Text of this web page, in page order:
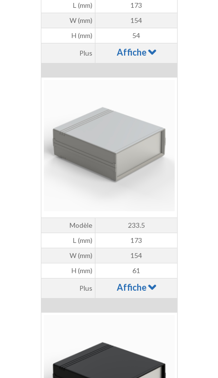
L (mm)
173
W (mm)
154
H (mm)
54
Plus Affiche
Modèle
233.5
L (mm)
173
W (mm)
154
H (mm)
61
Plus Affiche